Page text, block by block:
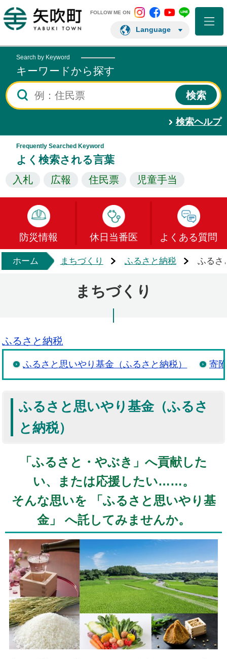
矢吹町ホームページ
FOLLOW ME ON 矢吹町 Instagram
矢吹町矢吹町矢吹町
Language
Search by Keyword
キーワードから探す
検索ヘルプ
Frequently Searched Keyword
よく検索される言葉
入札 広報 住民票 児童手当
防災情報 休日当番医 よくある質問
ホーム まちづくり ふるさと納税 ふるさ
まちづくり
ふるさと納税
ふるさと思いやり基金（ふるさと納税） 寄
ふるさと思いやり基金（ふるさ
と納税）
「ふるさと・やぶき」へ貢献した
い、または応援したい……。
そんな思いを 「ふるさと思いやり基
金」 へ託してみませんか。